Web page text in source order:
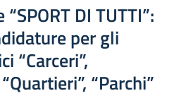
DI TUTTI”:
per gli
“Carceri”,
“Parchi”